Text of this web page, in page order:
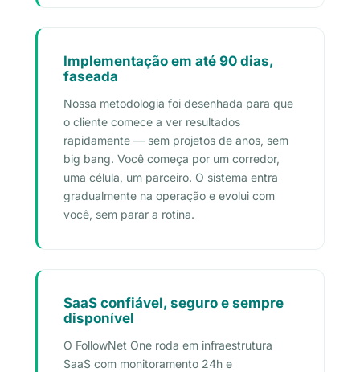
Implementação em até 90 dias,
faseada
Nossa metodologia foi desenhada para que
o cliente comece a ver resultados
rapidamente — sem projetos de anos, sem
big bang. Você começa por um corredor,
uma célula, um parceiro. O sistema entra
gradualmente na operação e evolui com
você, sem parar a rotina.
SaaS confiável, seguro e sempre
disponível
O FollowNet One roda em infraestrutura
SaaS com monitoramento 24h e